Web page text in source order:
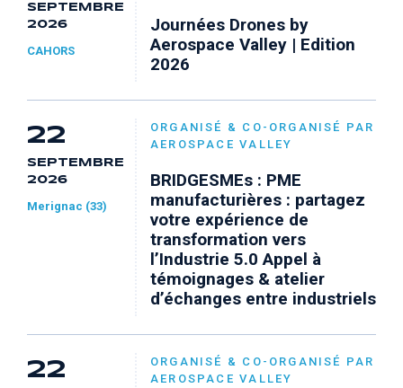
SEPTEMBRE
2026
CAHORS
Journées Drones by
Aerospace Valley | Edition
2026
22
SEPTEMBRE
2026
Merignac (33)
ORGANISÉ & CO-ORGANISÉ PAR
AEROSPACE VALLEY
BRIDGESMEs : PME
manufacturières : partagez
votre expérience de
transformation vers
l’Industrie 5.0 Appel à
témoignages & atelier
d’échanges entre industriels
22
ORGANISÉ & CO-ORGANISÉ PAR
AEROSPACE VALLEY